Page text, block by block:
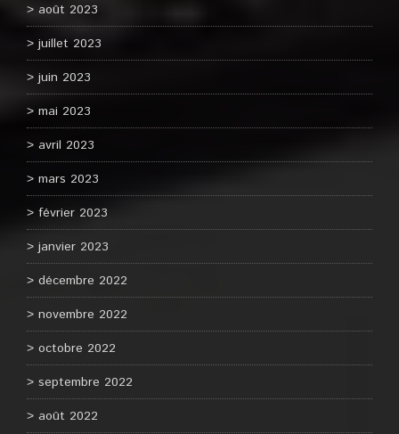
août 2023
juillet 2023
juin 2023
mai 2023
avril 2023
mars 2023
février 2023
janvier 2023
décembre 2022
novembre 2022
octobre 2022
septembre 2022
août 2022